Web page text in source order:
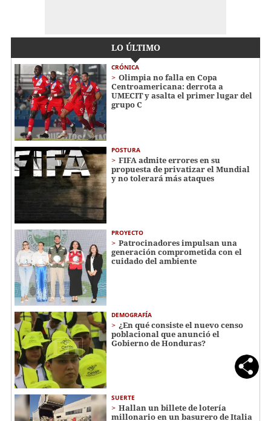
LO ÚLTIMO
CRÓNICA
Olimpia no falla en Copa
Centroamericana: derrota a
UMECIT y asalta el primer lugar del
grupo C
POSTURA
FIFA admite errores en su
propuesta de privatizar el Mundial
y no tolerará más ataques
PROYECTO
Patrocinadores impulsan una
generación comprometida con el
cuidado del ambiente
DEMOGRAFÍA
¿En qué consiste el nuevo censo
poblacional que anunció el
Gobierno de Honduras?
SUERTE
Hallan un billete de lotería
millonario en un basurero de Italia